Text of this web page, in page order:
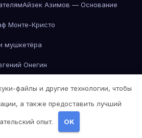
Айзек Азимов — Основание
Монте-Кристо
мушкетёра
Онегин
Онегин
Онегин
Онегин
файлы и другие технологии, чтобы
а также предоставить лучший
опыт. OK